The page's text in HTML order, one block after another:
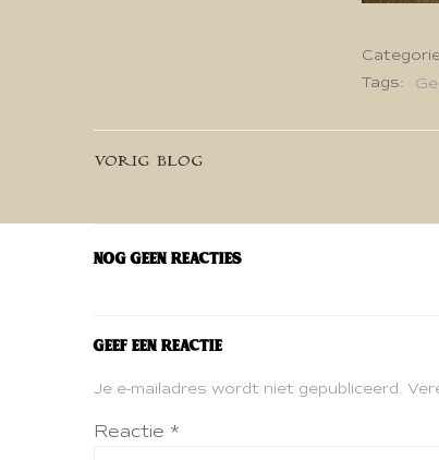
Tags:
Bericht
navigatie
VORIG BLOG
Nog geen reacties
Geef een reactie
Je e-mailadres wordt niet gepubliceerd.
Reactie *